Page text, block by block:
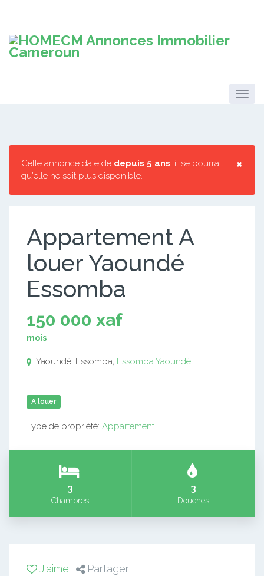
×
Cette annonce date de depuis 5 ans, il se pourrait
qu'elle ne soit plus disponible.
Appartement A
louer Yaoundé
Essomba
150 000 xaf
mois
Yaoundé, Essomba, EssombaYaoundé
A louer
Type de propriété: Appartement
3
Chambres
3
Douches
J'aime Partager